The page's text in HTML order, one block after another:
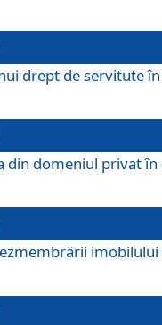
drept de servitute
din domeniul privat